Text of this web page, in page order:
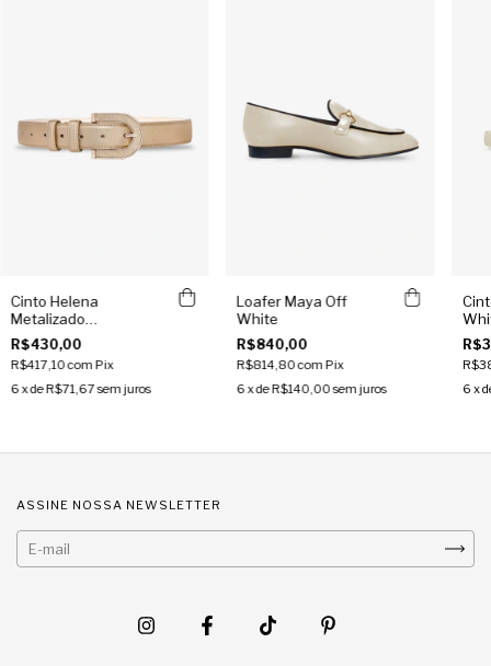
Cinto Helena
Metalizado
Champanhe
R$430,00
R$417,10com Pix
6 x deR$71,67 sem juros
Loafer Maya Off
White
R$840,00
R$814,80com Pix
6x deR$140,00sem juros
6 x
ASSINE NOSSA NEWSLETTER